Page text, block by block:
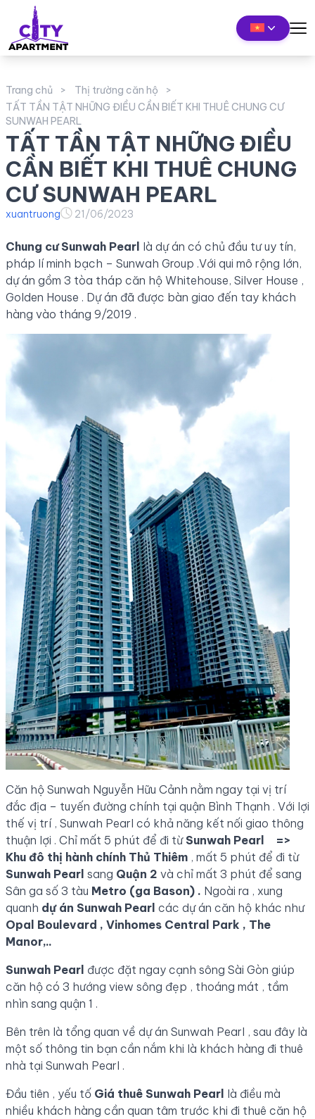
Trang chủ
Thị trường căn hộ
TẤT TẦN TẬT NHỮNG ĐIỀU CẦN BIẾT KHI THUÊ CHUNG CƯ
SUNWAH PEARL
TẤT TẦN TẬT NHỮNG ĐIỀU
CẦN BIẾT KHI THUÊ CHUNG
CƯ SUNWAH PEARL
xuantruong 21/06/2023
Chung cư Sunwah Pearl là dự án có chủ đầu tư uy tín,
pháp lí minh bạch – Sunwah Group .Với qui mô rộng lớn,
dự án gồm 3 tòa tháp căn hộ Whitehouse, Silver House ,
Golden House . Dự án đã được bàn giao đến tay khách
hàng vào tháng 9/2019 .
Căn hộ Sunwah Nguyễn Hữu Cảnh nằm ngay tại vị trí
đắc địa – tuyến đường chính tại quận Bình Thạnh . Với lợi
thế vị trí , Sunwah Pearl có khả năng kết nối giao thông
thuận lợi . Chỉ mất 5 phút để đi từ Sunwah Pearl =>
Khu đô thị hành chính Thủ Thiêm , mất 5 phút để đi từ
Sunwah Pearl sang Quận 2 và chỉ mất 3 phút để sang
Sân ga số 3 tàu Metro (ga Bason) . Ngoài ra , xung
quanh dự án Sunwah Pearl các dự án căn hộ khác như
Opal Boulevard , Vinhomes Central Park , The
Manor,..
Sunwah Pearl được đặt ngay cạnh sông Sài Gòn giúp
căn hộ có 3 hướng view sông đẹp , thoáng mát , tầm
nhìn sang quận 1 .
Bên trên là tổng quan về dự án Sunwah Pearl , sau đây là
một số thông tin bạn cần nắm khi là khách hàng đi thuê
nhà tại Sunwah Pearl .
Đầu tiên , yếu tố Giá thuê Sunwah Pearl là điều mà
nhiều khách hàng cần quan tâm trước khi đi thuê căn hộ